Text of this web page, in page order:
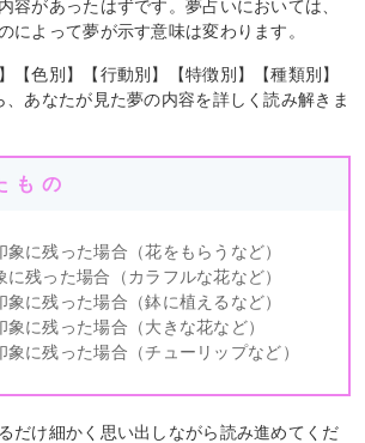
容があったはずです。夢占いにおいては、
によって夢が示す意味は変わります。
【色別】【行動別】【特徴別】【種類別】
あなたが見た夢の内容を詳しく読み解きま
もの
象に残った場合（花をもらうなど）
に残った場合（カラフルな花など）
象に残った場合（鉢に植えるなど）
象に残った場合（大きな花など）
象に残った場合（チューリップなど）
だけ細かく思い出しながら読み進めてくだ